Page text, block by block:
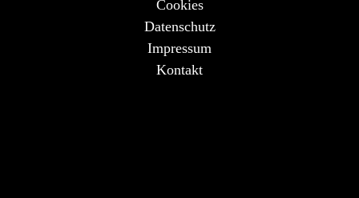
Cookies
Datenschutz
Impressum
Kontakt